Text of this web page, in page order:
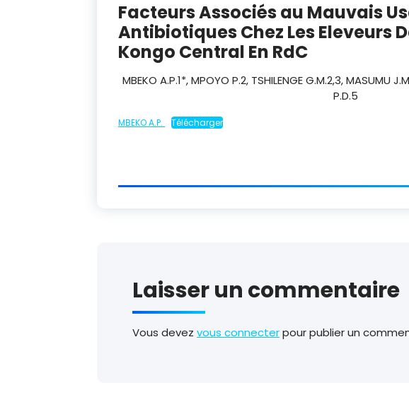
Facteurs Associés au Mauvais
Antibiotiques Chez Les Eleveurs
Kongo Central En RdC
MBEKO A.P.1*, MPOYO P.2, TSHILENGE G.M.2,3, MASUMU
P.D.5
MBEKO A.P. Télécharger
Laisser un commentaire
Vous devez vous connecterpour publier un